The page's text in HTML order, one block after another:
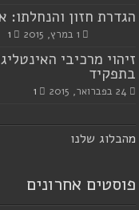
הגדרת חזון והנחלתו:
1 במרץ, 2015 1
זיהוי מרכיבי
בתפקיד
24 בפברואר, 2015 1
מהבלוג שלנו
פוסטים אחרונים